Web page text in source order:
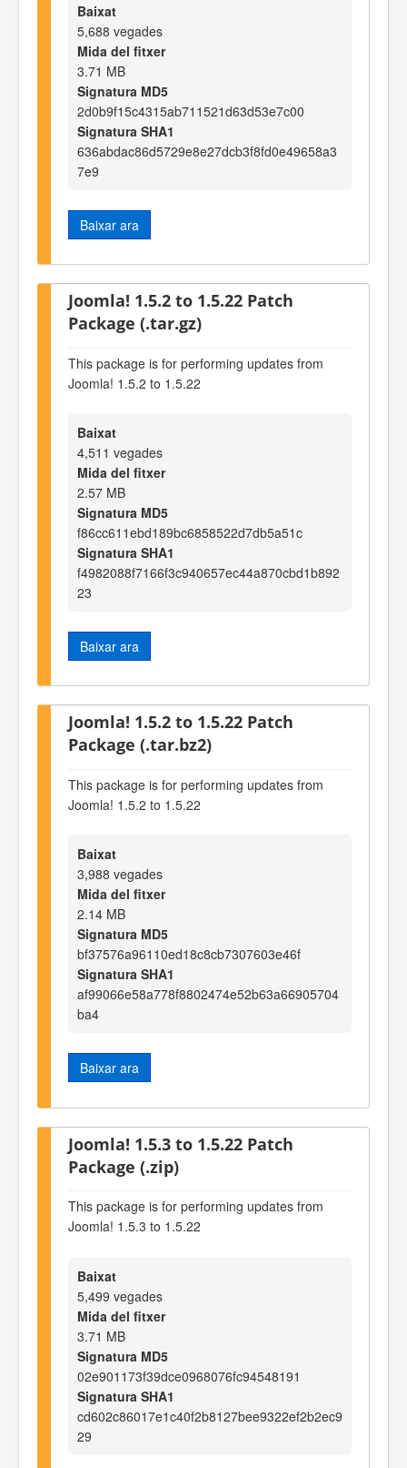
Baixat
5,688 vegades
Mida del fitxer
3.71 MB
Signatura MD5
2d0b9f15c4315ab711521d63d53e7c00
Signatura SHA1
636abdac86d5729e8e27dcb3f8fd0e49658a3
7e9
Baixar ara
Joomla! 1.5.2 to 1.5.22 Patch
Package (.tar.gz)
This package is for performing updates from
Joomla! 1.5.2 to 1.5.22
Baixat
4,511 vegades
Mida del fitxer
2.57 MB
Signatura MD5
f86cc611ebd189bc6858522d7db5a51c
Signatura SHA1
f4982088f7166f3c940657ec44a870cbd1b892
23
Baixar ara
Joomla! 1.5.2 to 1.5.22 Patch
Package (.tar.bz2)
This package is for performing updates from
Joomla! 1.5.2 to 1.5.22
Baixat
3,988 vegades
Mida del fitxer
2.14 MB
Signatura MD5
bf37576a96110ed18c8cb7307603e46f
Signatura SHA1
af99066e58a778f8802474e52b63a66905704
ba4
Baixar ara
Joomla! 1.5.3 to 1.5.22 Patch
Package (.zip)
This package is for performing updates from
Joomla! 1.5.3 to 1.5.22
Baixat
5,499 vegades
Mida del fitxer
3.71 MB
Signatura MD5
02e901173f39dce0968076fc94548191
Signatura SHA1
cd602c86017e1c40f2b8127bee9322ef2b2ec9
29